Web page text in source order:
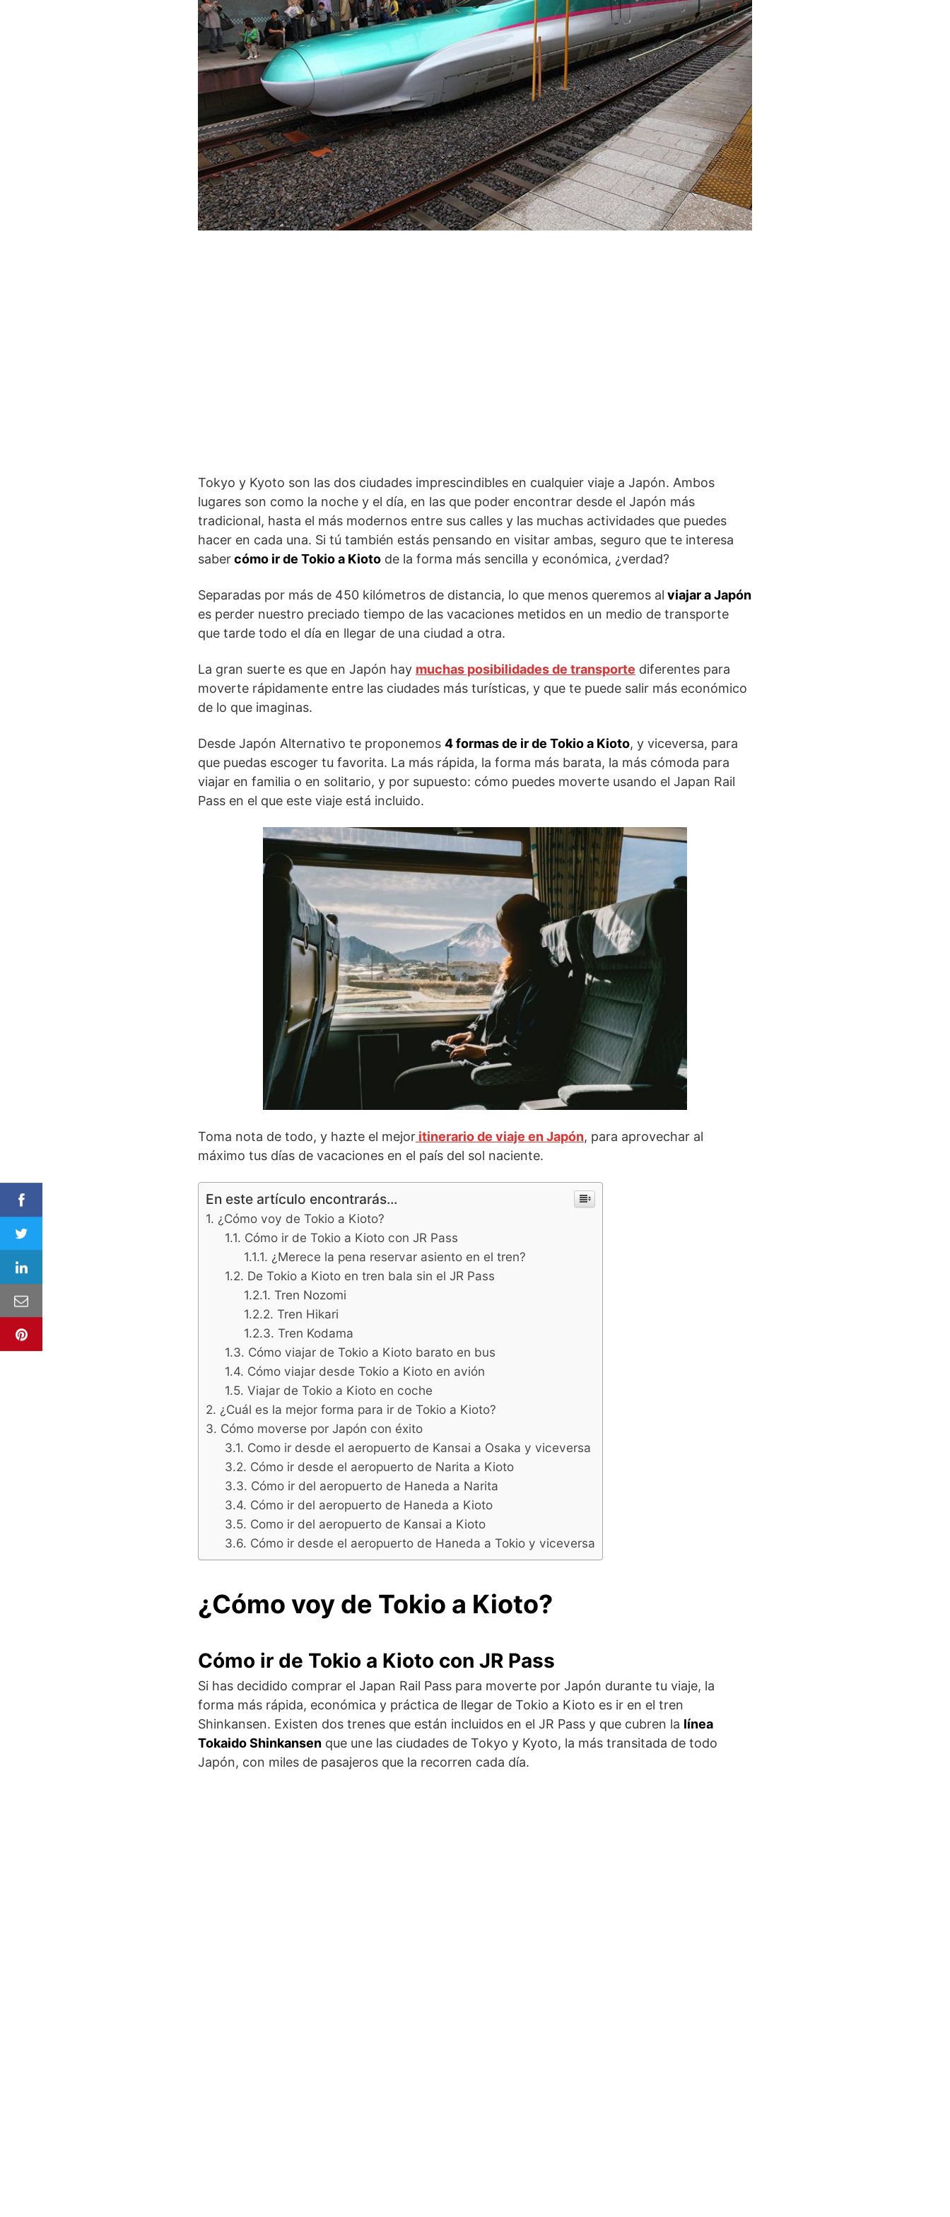
Tokyo y Kyoto son las dos ciudades imprescindibles en cualquier viaje a Japón. Ambos
lugares son como la noche y el día, en las que poder encontrar desde el Japón más
tradicional, hasta el más modernos entre sus calles y las muchas actividades que puedes
hacer en cada una. Si tú también estás pensando en visitar ambas, seguro que te interesa
sabercómo ir de Tokio a Kioto de la forma más sencilla y económica, ¿verdad?
Separadas por más de 450 kilómetros de distancia, lo que menos queremos al viajar a Japón
es perder nuestro preciado tiempo de las vacaciones metidos en un medio de transporte
que tarde todo el día en llegar de una ciudad a otra.
La gran suerte es que en Japón hay muchas posibilidades de transporte diferentes para
moverte rápidamente entre las ciudades más turísticas, y que te puede salir más económico
de lo que imaginas.
Desde Japón Alternativo te proponemos 4 formas de ir de Tokio a Kioto, y viceversa, para
que puedas escoger tu favorita. La más rápida, la forma más barata, la más cómoda para
viajar en familia o en solitario, y por supuesto: cómo puedes moverte usando el Japan Rail
Pass en el que este viaje está incluido.
Toma nota de todo, y hazte el mejor itinerario de viaje en Japón, para aprovechar al
máximo tus días de vacaciones en el país del sol naciente.
En este artículo encontrarás...
¿Cómo voy de Tokio a Kioto?
Cómo ir de Tokio a Kioto con JR Pass
¿Merece la pena reservar asiento en el tren?
De Tokio a Kioto en tren bala sin el JR Pass
Tren Nozomi
Tren Hikari
Tren Kodama
Cómo viajar de Tokio a Kioto barato en bus
Cómo viajar desde Tokio a Kioto en avión
Viajar de Tokio a Kioto en coche
¿Cuál es la mejor forma para ir de Tokio a Kioto?
Cómo moverse por Japón con éxito
Como ir desde el aeropuerto de Kansai a Osaka y viceversa
Cómo ir desde el aeropuerto de Narita a Kioto
Cómo ir del aeropuerto de Haneda a Narita
Cómo ir del aeropuerto de Haneda a Kioto
Como ir del aeropuerto de Kansai a Kioto
Cómo ir desde el aeropuerto de Haneda a Tokio y viceversa
¿Cómo voy de Tokio a Kioto?
Cómo ir de Tokio a Kioto con JR Pass
Si has decidido comprar el Japan Rail Pass para moverte por Japón durante tu viaje, la
forma más rápida, económica y práctica de llegar de Tokio a Kioto es ir en el tren
Shinkansen. Existen dos trenes que están incluidos en el JR Pass y que cubren la línea
Tokaido Shinkansen que une las ciudades de Tokyo y Kyoto, la más transitada de todo
Japón, con miles de pasajeros que la recorren cada día.